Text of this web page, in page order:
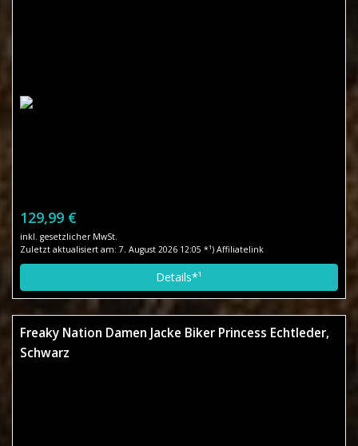
129,99 €
inkl. gesetzlicher MwSt.
Zuletzt aktualisiert am: 7. August 2026 12:05 *¹) Affiliatelink
Details*¹
Freaky Nation Damen Jacke Biker Princess Echtleder,
Schwarz